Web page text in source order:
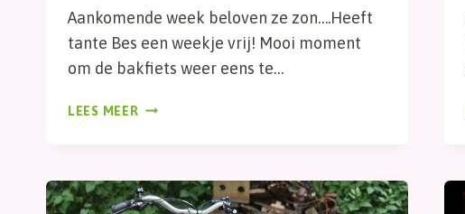
Aankomende week beloven ze zon….Heeft
tante Bes een weekje vrij! Mooi moment
om de bakfiets weer eens te…
LEES MEER BAKFIETS